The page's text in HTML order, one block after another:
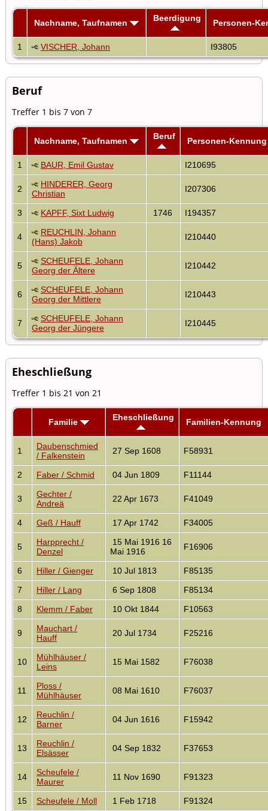
Nachname, Taufnamen Beerdigung Personen-
1 VISCHER, Johann I93805
Beruf
Treffer 1 bis 7 von 7
Nachname, Taufnamen Beruf Personen-Kennung
1 BAUR, Emil Gustav I210695
2
HINDERER, Georg
Christian
I207306
3 KAPFF, Sixt Ludwig 1746 I194357
4
REUCHLIN, Johann
(Hans) Jakob
I210440
5
SCHEUFELE, Johann
Georg der Ältere
I210442
6
SCHEUFELE, Johann
Georg der Mittlere
I210443
7
SCHEUFELE, Johann
Georg der Jüngere
I210445
Eheschließung
Treffer 1 bis 21 von 21
Familie Eheschließung Familien-Kennung
1
Daubenschmied
/ Falkenstein
27 Sep 1608 F58931
2 Faber / Schmid 04 Jun 1809 F11144
3
Gechter /
Andreä
22 Apr 1673 F41049
4 Geß / Hauff 17 Apr 1742 F34005
5
Harpprecht /
Denzel
15 Mai 1916 16
Mai 1916
F16906
6 Hiller / Gienger 10 Jul 1813
F85135
7
Hiller / Lang 6 Sep 1808
F85134
8
Klemm / Faber 10 Okt 1844 F10563
9
Mauchart /
Hauff
20 Jul 1734 F25216
10
Mühlhäuser /
Leins
15 Mai 1582 F76038
11
Ploss /
Mühlhäuser
08 Mai 1610 F76037
12
Reuchlin /
Barner
04 Jun 1616 F15942
13
Reuchlin /
Elsässer
04 Sep 1832 F37653
14
Scheufele /
Maurer
11 Nov 1690 F91323
15 Scheufele / Moll 1 Feb 1718 F91324